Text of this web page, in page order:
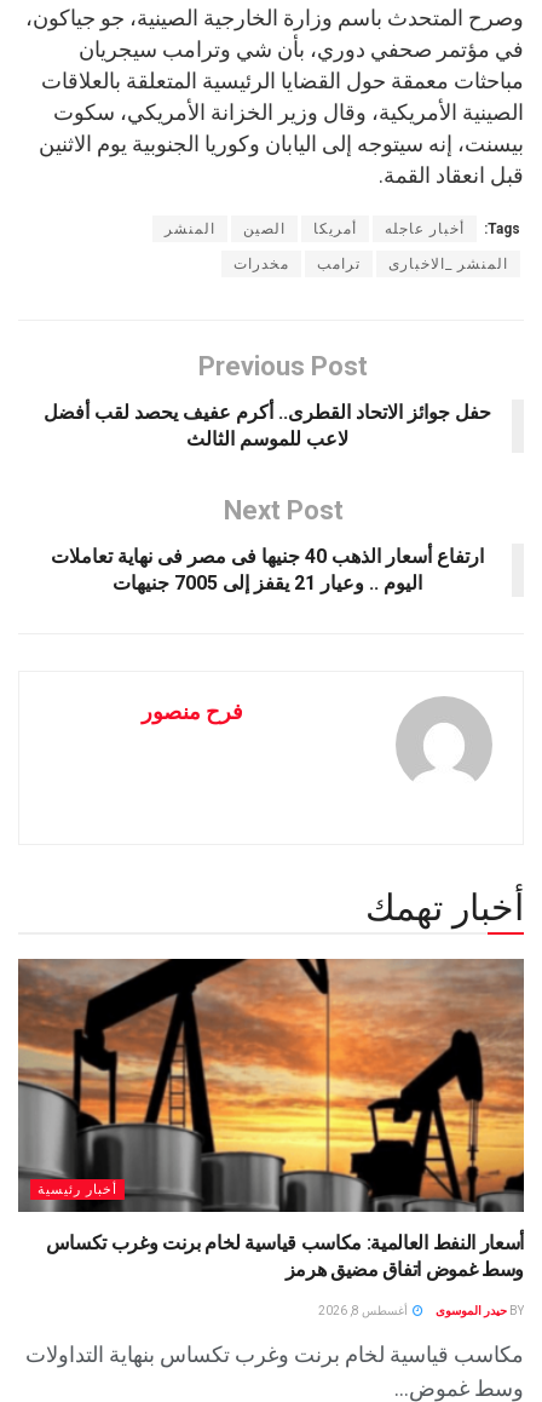
وصرح المتحدث باسم وزارة الخارجية الصينية، جو جياكون،
في مؤتمر صحفي دوري، بأن شي وترامب سيجريان
مباحثات معمقة حول القضايا الرئيسية المتعلقة بالعلاقات
الصينية الأمريكية، وقال وزير الخزانة الأمريكي، سكوت
بيسنت، إنه سيتوجه إلى اليابان وكوريا الجنوبية يوم الاثنين
قبل انعقاد القمة.
Tags: أخبار عاجله أمريكا الصين المنشر
المنشر _الاخبارى ترامب مخدرات
Previous Post
حفل جوائز الاتحاد القطرى.. أكرم عفيف يحصد لقب أفضل
لاعب للموسم الثالث
Next Post
ارتفاع أسعار الذهب 40 جنيها فى مصر فى نهاية تعاملات
اليوم .. وعيار 21 يقفز إلى 7005 جنيهات
فرح منصور
أخبار تهمك
أخبار رئيسية
أسعار النفط العالمية: مكاسب قياسية لخام برنت وغرب تكساس
وسط غموض اتفاق مضيق هرمز
BY حيدر الموسوى أغسطس 8, 2026
مكاسب قياسية لخام برنت وغرب تكساس بنهاية التداولات
وسط غموض...